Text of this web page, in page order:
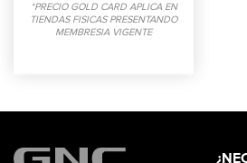
*PRECIO GOLD CARD APLICA EN
TIENDAS FISICAS PRESENTANDO
MEMBRESIA VIGENTE